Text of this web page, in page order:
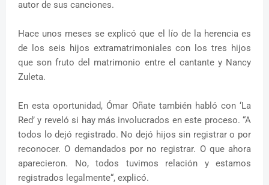
autor de sus canciones.
Hace unos meses se explicó que el lío de la herencia es
de los seis hijos extramatrimoniales con los tres hijos
que son fruto del matrimonio entre el cantante y Nancy
Zuleta.
En esta oportunidad, Ómar Oñate también habló con ‘La
Red’ y reveló si hay más involucrados en este proceso. “A
todos lo dejó registrado. No dejó hijos sin registrar o por
reconocer. O demandados por no registrar. O que ahora
aparecieron. No, todos tuvimos relación y estamos
registrados legalmente“, explicó.